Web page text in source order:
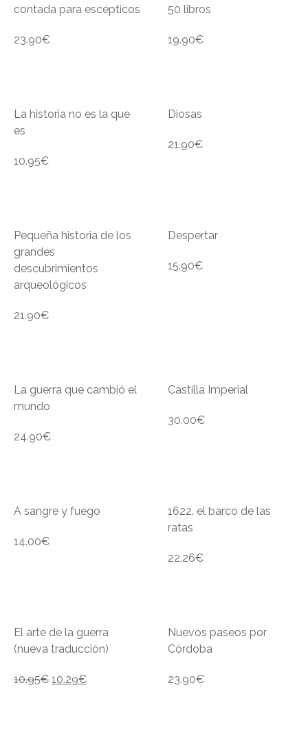
contada para escépticos
23.90€
50 libros
19.90€
La historia no es la que
es
10.95€
Diosas
21.90€
Pequeña historia de los
grandes
descubrimientos
arqueológicos
21.90€
Despertar
15.90€
La guerra que cambió el
mundo
24.90€
Castilla Imperial
30.00€
A sangre y fuego
14.00€
1622. el barco de las
ratas
22.26€
El arte de la guerra
(nueva traducción)
10.95€ 10.29€
Nuevos paseos por
Córdoba
23.90€